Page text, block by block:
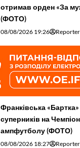
отримав орден «За
(ФОТО)
08/08/2026 19:26 Reporter
Франківська
суперників на
ампфутболу (ФОТО)
08/08/2026 18:27 Reporter